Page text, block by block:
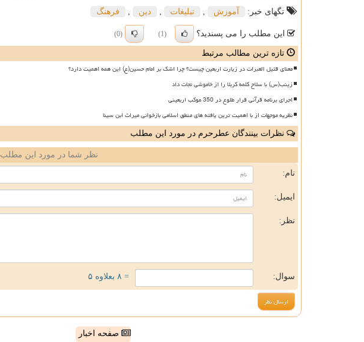
تگهای خبر: آموزش تبلیغات دین فرهنگ
این مطلب را می پسندید؟ (1)
(0)
تازه ترین مطالب مرتبط
معنای قتیل العبرات در زیارت اربعین چیست؟ چرا اشک بر امام حسین(ع) این همه اهمیت دارد؟
زینب(س) با سلاح کلمه کربلا را از خاموشی نجات داد
اجرای برنامه قرآنی قرار طلوع در 350 موکب اربعینی
نظریه موجهات از با اهمیت ترین یافته های منطق اسلامی بازخوانی میراث ابن سینا
نظرات بینندگان عطرحرم در مورد این مطلب
نظر شما در مورد این مطلب
نام:
ایمیل:
نظر:
سوال: = ۸ بعلاوه ۵
صفحه اخبار